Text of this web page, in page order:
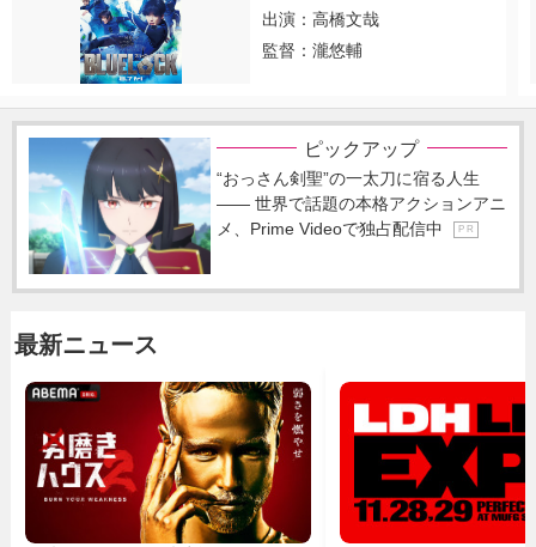
出演：高橋文哉
監督：瀧悠輔
ピックアップ
“おっさん剣聖”の一太刀に宿る人生
―― 世界で話題の本格アクションアニ
メ、Prime Videoで独占配信中
P R
最新ニュース